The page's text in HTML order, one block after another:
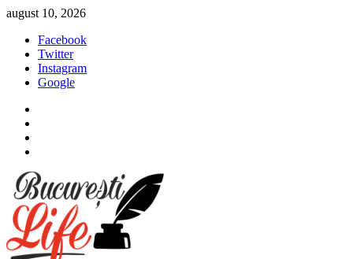
Sari
conținut
august 10, 2026
Facebook
Twitter
Instagram
Google